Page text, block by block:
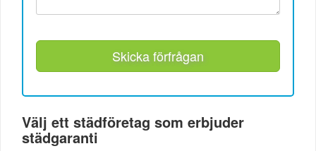
Skicka förfrågan
Välj ett städföretag som erbjuder
städgaranti